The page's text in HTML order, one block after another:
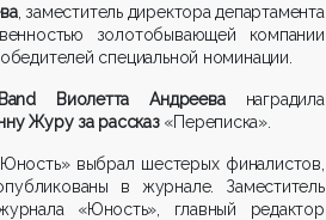
, заместитель директора департамента
золотобывающей компании
специальной номинации.
Band Виолетта Андреева наградила
Журу за рассказ «Переписка».
выбрал шестерых финалистов,
в журнале. Заместитель
«Юность», главный редактор